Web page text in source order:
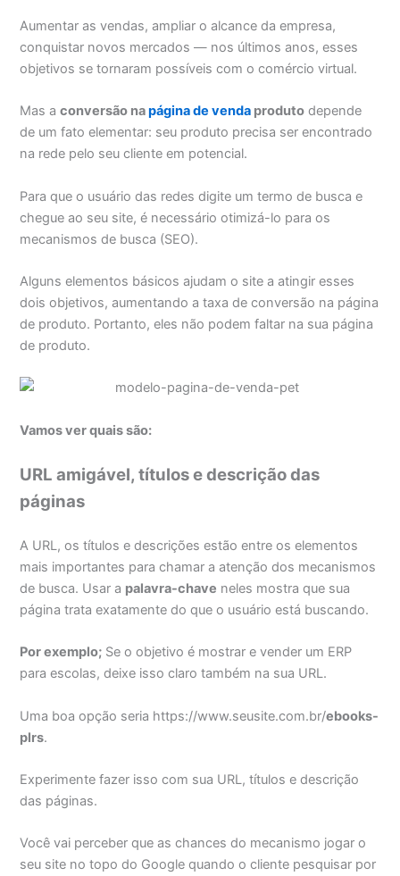
Aumentar as vendas, ampliar o alcance da empresa,
conquistar novos mercados — nos últimos anos, esses
objetivos se tornaram possíveis com o comércio virtual.
Mas aconversão napágina de venda produto depende
de um fato elementar: seu produto precisa ser encontrado
na rede pelo seu cliente em potencial.
Para que o usuário das redes digite um termo de busca e
chegue ao seu site, é necessário otimizá-lo para os
mecanismos de busca (SEO).
Alguns elementos básicos ajudam o site a atingir esses
dois objetivos, aumentando a taxa de conversão na página
de produto. Portanto, eles não podem faltar na sua página
de produto.
Vamos ver quais são:
URL amigável, títulos e descrição das
páginas
A URL, os títulos e descrições estão entre os elementos
mais importantes para chamar a atenção dos mecanismos
de busca. Usar a palavra-chave neles mostra que sua
página trata exatamente do que o usuário está buscando.
Por exemplo; Se o objetivo é mostrar e vender um ERP
para escolas, deixe isso claro também na sua URL.
Uma boa opção seria https://www.seusite.com.br/ebooks-
plrs.
Experimente fazer isso com sua URL, títulos e descrição
das páginas.
Você vai perceber que as chances do mecanismo jogar o
seu site no topo do Google quando o cliente pesquisar por